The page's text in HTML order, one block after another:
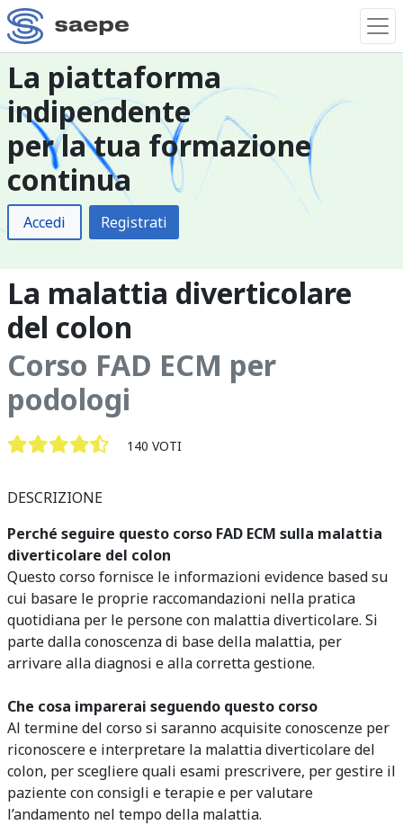
La piattaforma
indipendente
per la tua formazione
continua
Accedi Registrati
La malattia diverticolare
del colon
Corso FAD ECM per
podologi
140 VOTI
DESCRIZIONE
Perché seguire questo corso FAD ECM sulla malattia
diverticolare del colon
Questo corso fornisce le informazioni evidence based su
cui basare le proprie raccomandazioni nella pratica
quotidiana per le persone con malattia diverticolare. Si
parte dalla conoscenza di base della malattia, per
arrivare alla diagnosi e alla corretta gestione.
Che cosa imparerai seguendo questo corso
Al termine del corso si saranno acquisite conoscenze per
riconoscere e interpretare la malattia diverticolare del
colon, per scegliere quali esami prescrivere, per gestire il
paziente con consigli e terapie e per valutare
l’andamento nel tempo della malattia.